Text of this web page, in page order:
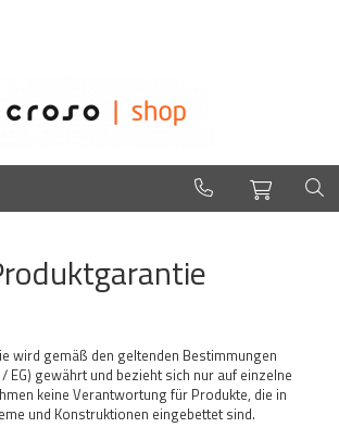
Chemikalien
wird gemäß den geltenden Bestimmungen
EG) gewährt und bezieht sich nur auf einzelne
keine Verantwortung für Produkte, die in
und Konstruktionen eingebettet sind.